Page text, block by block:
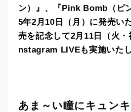
ン）』、『Pink Bomb（ピ
5年2月10日（月）に発売い
売を記念して2月11日（火・
nstagram LIVEも実施いたし
あま～い瞳にキュン